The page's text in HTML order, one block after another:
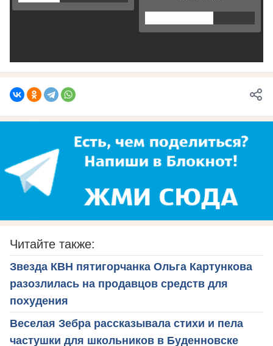
Читайте также:
Звезда КВН пятигорчанка Ольга Картункова
разозлилась на продавцов средств для
похудения
Веселая Зебра рассказывала стихи и пела
частушки для школьников в Буденновске